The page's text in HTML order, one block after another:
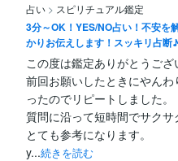
占い > スピリチュアル鑑定
3分～OK！YES/NO占い！不安を
かりお伝えします！スッキリ占断♪
この度は鑑定ありがとうござ
前回お願いしたときにやん
ったのでリピートしました。
質問に沿って短時間でサク
とても参考になります。
y...続きを読む